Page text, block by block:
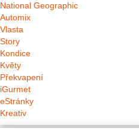
National Geographic
Automix
Vlasta
Story
Kondice
Květy
Překvapení
iGurmet
eStránky
Kreativ